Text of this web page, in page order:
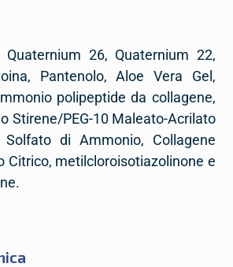
26, Quaternium 22,
Pantenolo, Aloe Vera Gel,
polipeptide da collagene,
Stirene/PEG-10 Maleato-Acrilato
di Ammonio, Collagene
Citrico, metilcloroisotiazolinone e